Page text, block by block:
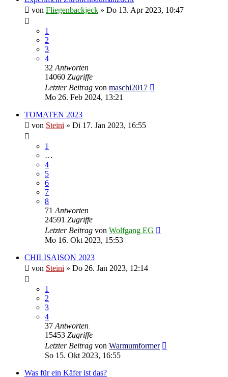
von Fliegenbackjeck » Do 13. Apr 2023, 10:47
1
2
3
4
32 Antworten
14060 Zugriffe
Letzter Beitrag von maschi2017
Mo 26. Feb 2024, 13:21
TOMATEN 2023
von Steini » Di 17. Jan 2023, 16:55
1
…
4
5
6
7
8
71 Antworten
24591 Zugriffe
Letzter Beitrag von Wolfgang EG
Mo 16. Okt 2023, 15:53
CHILISAISON 2023
von Steini » Do 26. Jan 2023, 12:14
1
2
3
4
37 Antworten
15453 Zugriffe
Letzter Beitrag von Warmumformer
So 15. Okt 2023, 16:55
Was für ein Käfer ist das?